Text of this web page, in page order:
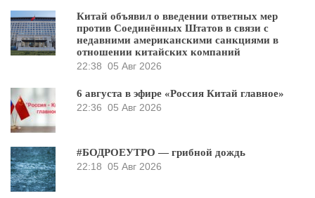
Китай объявил о введении ответных мер
против Соединённых Штатов в связи с
недавними американскими санкциями в
отношении китайских компаний
22:38 05 Авг 2026
6 августа в эфире «Россия Китай главное»
22:36 05 Авг 2026
#БОДРОЕУТРО — грибной дождь
22:18 05 Авг 2026